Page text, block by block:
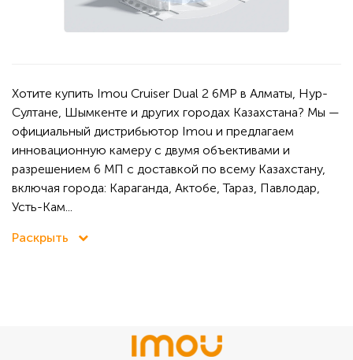
Хотите купить Imou Cruiser Dual 2 6MP в Алматы, Нур-
Султане, Шымкенте и других городах Казахстана? Мы —
официальный дистрибьютор Imou и предлагаем
инновационную камеру с двумя объективами и
разрешением 6 МП с доставкой по всему Казахстану,
включая города: Караганда, Актобе, Тараз, Павлодар,
Усть-Кам...
Раскрыть